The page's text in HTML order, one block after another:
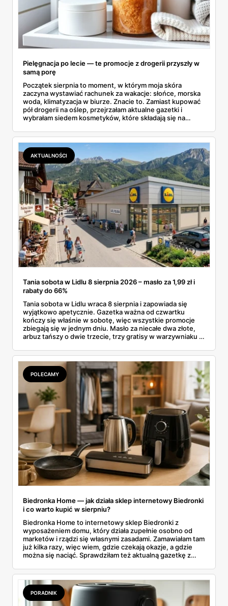
Pielęgnacja po lecie — te promocje z drogerii przyszły w
samą porę
Początek sierpnia to moment, w którym moja skóra
zaczyna wystawiać rachunek za wakacje: słońce, morska
woda, klimatyzacja w biurze. Znacie to. Zamiast kupować
pół drogerii na oślep, przejrzałam aktualne gazetki i
wybrałam siedem kosmetyków, które składają się na
dermokosmetyki Vichy. Wszystkie ceny sprawdziłam w
ofertach, terminy też.
AKTUALNOŚCI
Tania sobota w Lidlu 8 sierpnia 2026 – masło za 1,99 zł i
rabaty do 66%
Tania sobota w Lidlu wraca 8 sierpnia i zapowiada się
wyjątkowo apetycznie. Gazetka ważna od czwartku
kończy się właśnie w sobotę, więc wszystkie promocje
zbiegają się w jednym dniu. Masło za niecałe dwa złote,
arbuz tańszy o dwie trzecie, trzy gratisy w warzywniaku i
całą sobotnią gazetkę Lidla strona po stronie i wybrałam
to, co naprawdę się opłaca.
POLECAMY
Biedronka Home — jak działa sklep internetowy Biedronki
i co warto kupić w sierpniu?
Biedronka Home to internetowy sklep Biedronki z
wyposażeniem domu, który działa zupełnie osobno od
marketów i rządzi się własnymi zasadami. Zamawiałam tam
już kilka razy, więc wiem, gdzie czekają okazje, a gdzie
można się naciąć. Sprawdziłam też aktualną gazetkę z
wszystko w jednym miejscu: jak zamawiać, ile trwa zwrot,
jakie kody rabatowe działają w sierpniu i które produkty
faktycznie warto włożyć do koszyka.
PORADNIK